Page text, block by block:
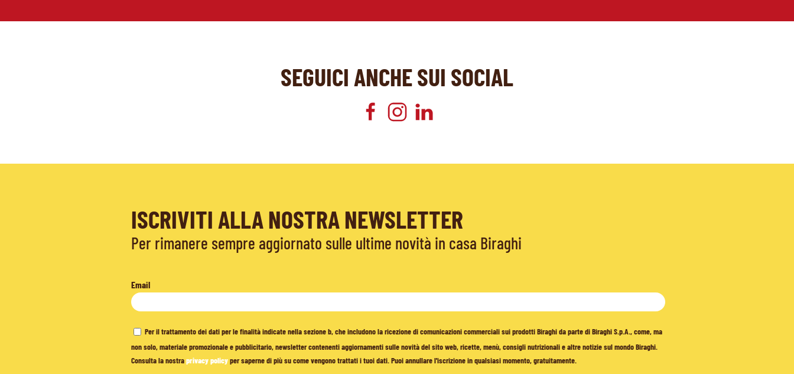
SEGUICI ANCHE SUI SOCIAL
ISCRIVITI ALLA NOSTRA NEWSLETTER
Per rimanere sempre aggiornato sulle ultime novità in casa Biraghi
Email
Per il trattamento dei dati per le finalità indicate nella sezione b, che includono la ricezione di comunicazioni commerciali sui prodotti Biraghi da parte di Biraghi S.p.A., come, ma
non solo, materiale promozionale e pubblicitario, newsletter contenenti aggiornamenti sulle novità del sito web, ricette, menù, consigli nutrizionali e altre notizie sul mondo Biraghi.
Consulta la nostraprivacy policyper saperne di più su come vengono trattati i tuoi dati. Puoi annullare l'iscrizione in qualsiasi momento, gratuitamente.